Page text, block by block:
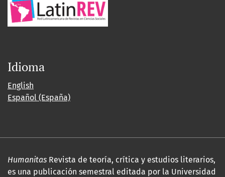
Idioma
English
Español (España)
Humanitas Revista de teoría, crítica y estudios literarios,
es una publicación semestral editada por la Universidad